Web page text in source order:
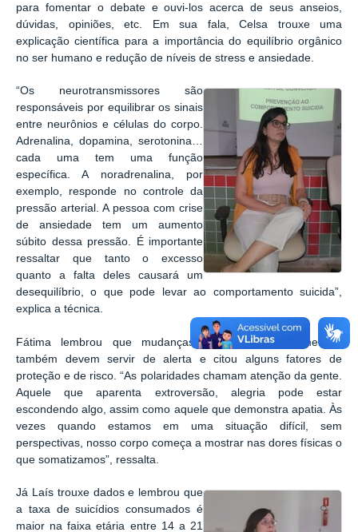
para fomentar o debate e ouvi-los acerca de seus anseios,
dúvidas, opiniões, etc. Em sua fala, Celsa trouxe uma
explicação científica para a importância do equilíbrio orgânico
no ser humano e redução de níveis de stress e ansiedade.
“Os neurotransmissores são
responsáveis por equilibrar os sinais
entre neurônios e células do corpo.
Adrenalina, dopamina, serotonina…
cada uma tem uma função
específica. A noradrenalina, por
exemplo, responde no controle da
pressão arterial. A pessoa com crise
de ansiedade tem um aumento
súbito dessa pressão. É importante
ressaltar que tanto o excesso
quanto a falta deles causará um
desequilíbrio, o que pode levar ao comportamento suicida”,
explica a técnica.
Fátima lembrou que mudanças bruscas comportamentais
também devem servir de alerta e citou alguns fatores de
proteção e de risco. “As polaridades chamam atenção da gente.
Aquele que aparenta extroversão, alegria pode estar
escondendo algo, assim como aquele que demonstra apatia. Às
vezes quando estamos em uma situação difícil, sem
perspectivas, nosso corpo começa a mostrar nas dores físicas o
que somatizamos”, ressalta.
Já Laís trouxe dados e lembrou que
a taxa de suicídios consumados é
maior na faixa etária entre 14 a 21